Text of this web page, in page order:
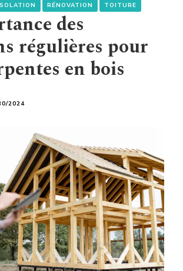
RÉNOVATION TOITURE
des
régulières pour
en bois
2024